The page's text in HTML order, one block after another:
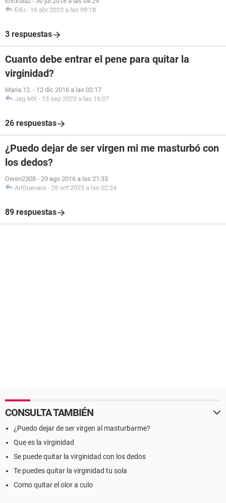
Edu - 16 abr 2023 a las 09:18
3 respuestas
Cuanto debe entrar el pene para quitar la
virginidad?
Maria.12. - 12 dic 2016 a las 02:17
Jag-MX - 13 sep 2023 a las 16:07
26 respuestas
¿Puedo dejar de ser virgen mi me masturbó con
los dedos?
Owen2308 - 29 ago 2016 a las 21:33
AriGuevara - 28 oct 2023 a las 02:24
89 respuestas
CONSULTA TAMBIÉN
¿Puedo dejar de ser virgen al masturbarme?
Que es la virginidad
Se puede quitar la virginidad con los dedos
Te puedes quitar la virginidad tu sola
Como quitar el olor a culo